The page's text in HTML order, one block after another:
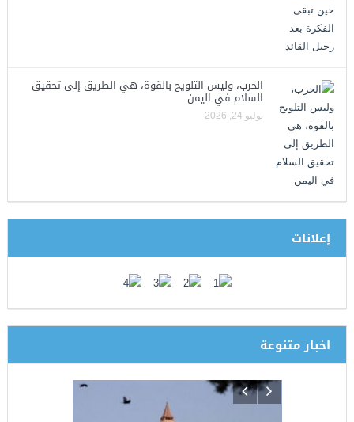
الحرب، وليس التلويح بالقوة، هي الطريق إلى تحقيق
السلام في اليمن
يوليو 24, 2026
إعلانات
اخبار متنوعة